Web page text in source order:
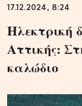
17.12.2024, 8:24
Ηλεκτρική
Αττικής:
καλώδιο